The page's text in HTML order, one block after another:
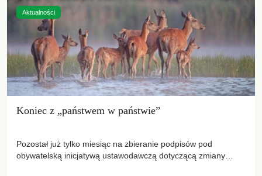
Koniec z „państwem w państwie”
Pozostał już tylko miesiąc na zbieranie podpisów pod
obywatelską inicjatywą ustawodawczą dotyczącą zmiany
Aktualności